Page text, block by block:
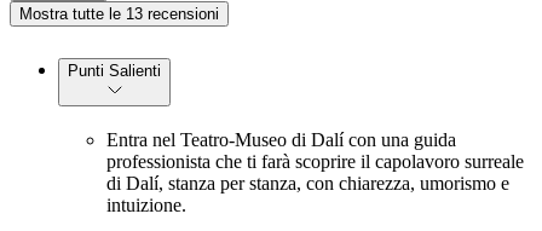
Mostra tutte le 13 recensioni
Punti Salienti
Entra nel Teatro-Museo di Dalí con una guida
professionista che ti farà scoprire il capolavoro surreale
di Dalí, stanza per stanza, con chiarezza, umorismo e
intuizione.